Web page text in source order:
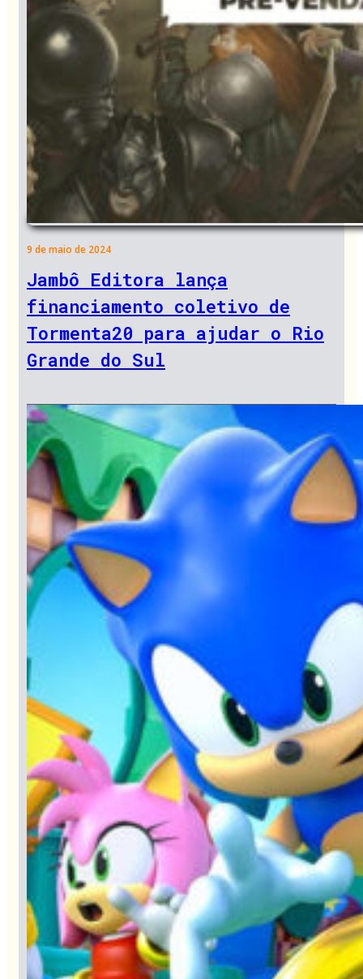
9 de maio de 2024
Jambô Editora lança
financiamento coletivo de
Tormenta20 para ajudar o Rio
Grande do Sul